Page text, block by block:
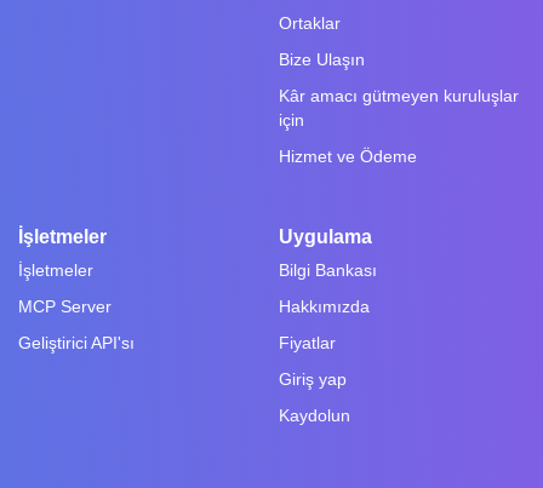
Ortaklar
Bize Ulaşın
Kâr amacı gütmeyen kuruluşlar
için
Hizmet ve Ödeme
İşletmeler
İşletmeler
MCP Server
Geliştirici API'sı
Uygulama
Bilgi Bankası
Hakkımızda
Fiyatlar
Giriş yap
Kaydolun